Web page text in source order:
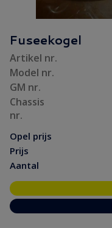
Fuseekogel
Artikel nr.
Model nr.
GM nr.
Chassis
nr.
Opel prijs
Prijs
Aantal